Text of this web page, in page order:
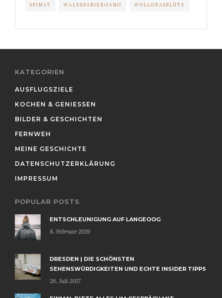
SPINAT WALDSPAZIERGANG WOLLGRASBLÜTE
KATEGORIEN
AUSFLUGSZIELE
KOCHEN & GENIESSEN
BILDER & GESCHICHTEN
FERNWEH
MEINE GESCHICHTE
DATENSCHUTZERKLÄRUNG
IMPRESSUM
POPULAR POSTS
ENTSCHLEUNIGUNG AUF LANGEOOG
8. Februar 2019
DRESDEN | DIE SCHÖNSTEN
SEHENSWÜRDIGKEITEN UND ECHTE INSIDER TIPPS
26. Juli 2017